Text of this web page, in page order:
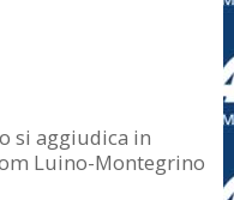
si aggiudica in
Luino-Montegrino